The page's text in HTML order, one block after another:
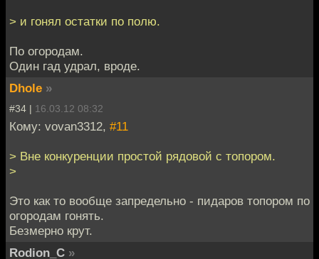
> и гонял остатки по полю.
По огородам.
Один гад удрал, вроде.
Dhole »
#34 | 16.03.12 08:32
Кому: vovan3312, #11
> Вне конкуренции простой рядовой с топором.
>
Это как то вообще запредельно - пидаров топором по
огородам гонять.
Безмерно крут.
Rodion_C »